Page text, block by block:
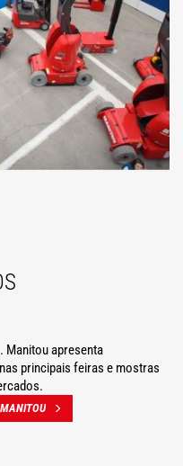
Manitou apresenta
principais feiras e mostras